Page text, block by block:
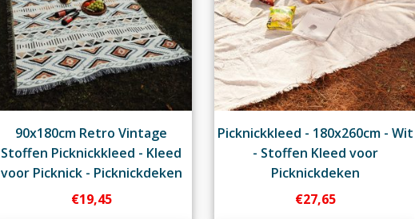
90x180cm Retro Vintage
Stoffen Picknickkleed - Kleed
voor Picknick - Picknickdeken
€19,45
Picknickkleed - 180x260cm - Wit
- Stoffen Kleed voor
Picknickdeken
€27,65